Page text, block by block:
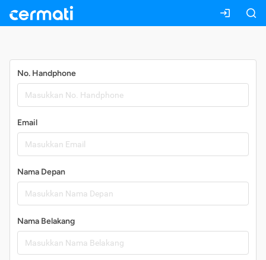
No. Handphone
Email
Nama Depan
Nama Belakang